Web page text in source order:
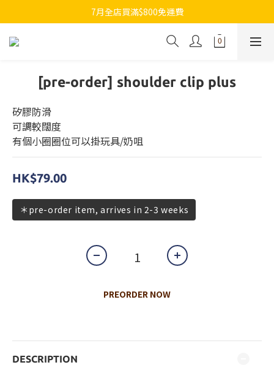
7月全店買滿$800免運費
7月全店買滿$800免運費
歡迎whatsapp查詢各類型日本代購
[pre-order] shoulder clip plus
矽膠防滑
可調較闊度
有個小圈圈位可以掛玩具/奶咀
HK$79.00
＊pre-order item, arrives in 2-3 weeks
PREORDER NOW
DESCRIPTION